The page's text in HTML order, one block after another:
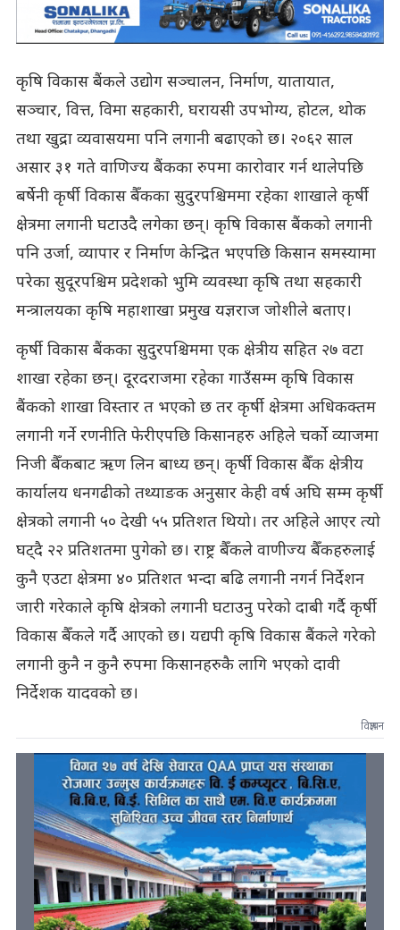
कृषि विकास बैंकले उद्योग सञ्चालन, निर्माण, यातायात,
सञ्चार, वित्त, विमा सहकारी, घरायसी उपभोग्य, होटल, थोक
तथा खुद्रा व्यवासयमा पनि लगानी बढाएको छ। २०६२ साल
असार ३१ गते वाणिज्य बैंकका रुपमा कारोवार गर्न थालेपछि
बर्षेनी कृर्षी विकास बैँकका सुदुरपश्चिममा रहेका शाखाले कृर्षी
क्षेत्रमा लगानी घटाउदै लगेका छन्। कृषि विकास बैंकको लगानी
पनि उर्जा, व्यापार र निर्माण केन्द्रित भएपछि किसान समस्यामा
परेका सुदूरपश्चिम प्रदेशको भुमि व्यवस्था कृषि तथा सहकारी
मन्त्रालयका कृषि महाशाखा प्रमुख यज्ञराज जोशीले बताए।
कृर्षी विकास बैंकका सुदुरपश्चिममा एक क्षेत्रीय सहित २७ वटा
शाखा रहेका छन्। दूरदराजमा रहेका गाउँसम्म कृषि विकास
बैंकको शाखा विस्तार त भएको छ तर कृर्षी क्षेत्रमा अधिकक्तम
लगानी गर्ने रणनीति फेरीएपछि किसानहरु अहिले चर्को व्याजमा
निजी बैँकबाट ऋण लिन बाध्य छन्। कृर्षी विकास बैँक क्षेत्रीय
कार्यालय धनगढीको तथ्याङक अनुसार केही वर्ष अघि सम्म कृर्षी
क्षेत्रको लगानी ५० देखी ५५ प्रतिशत थियो। तर अहिले आएर त्यो
घट्दै २२ प्रतिशतमा पुगेको छ। राष्ट्र बैँकले वाणीज्य बैँकहरुलाई
कुनै एउटा क्षेत्रमा ४० प्रतिशत भन्दा बढि लगानी नगर्न निर्देशन
जारी गरेकाले कृषि क्षेत्रको लगानी घटाउनु परेको दाबी गर्दै कृर्षी
विकास बैँकले गर्दै आएको छ। यद्यपी कृषि विकास बैंकले गरेको
लगानी कुनै न कुनै रुपमा किसानहरुकै लागि भएको दावी
निर्देशक यादवको छ।
विज्ञापन